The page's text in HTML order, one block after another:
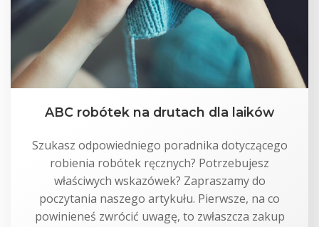
ABC robótek na drutach dla laików
Szukasz odpowiedniego poradnika dotyczącego
robienia robótek ręcznych? Potrzebujesz
właściwych wskazówek? Zapraszamy do
poczytania naszego artykułu. Pierwsze, na co
powinieneś zwrócić uwagę, to zwłaszcza zakup